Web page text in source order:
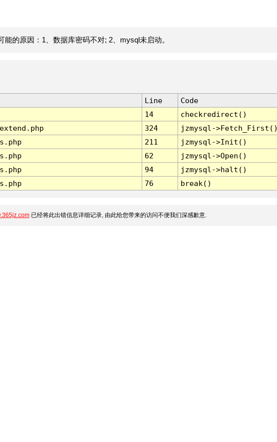
的原因：1、数据库密码不对; 2、mysql未启动。
Line
Code
14
checkredirect()
324
jzmysql-
211
jzmysql->Init()
62
jzmysql->Open()
94
jzmysql->halt()
76 break()
已经将此出错信息详细记录, 由此给您带来的访问不便我们深感歉意.